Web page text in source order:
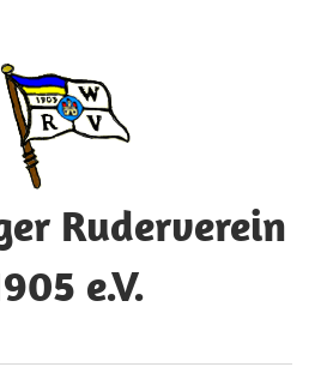
Ruderverein
e.V.